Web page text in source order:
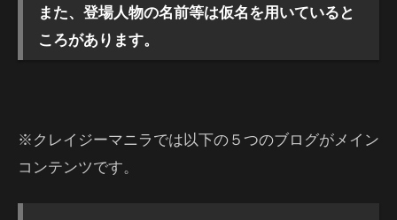
また、登場人物の名前等は仮名を用いていると
ころがあります。
※クレイジーマニラでは以下の５つのブログがメイン
コンテンツです。